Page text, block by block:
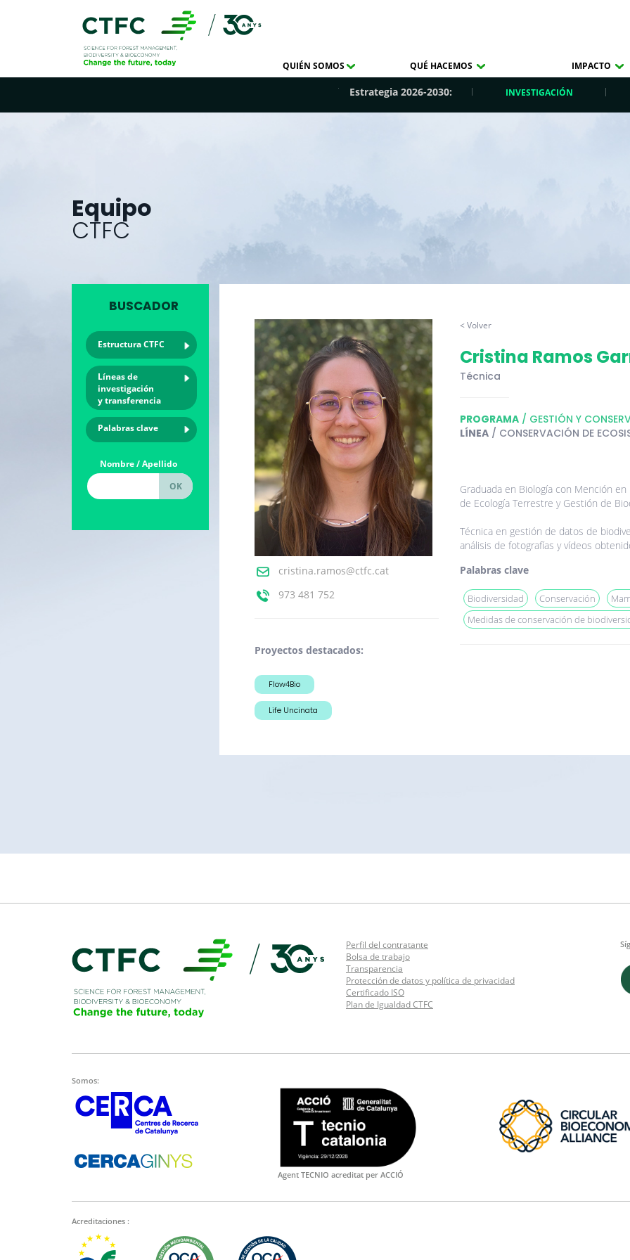
QUIÉN SOMOS QUÉ HACEMOS IMPACTO
Estrategia 2026-2030: INVESTIGACIÓN
Equipo
CTFC
BUSCADOR
Estructura CTFC
Líneas de
investigación
y transferencia
Palabras clave
Nombre / Apellido
cristina.ramos@ctfc.cat
973 481 752
Proyectos destacados:
Flow4Bio
Life Uncinata
< Volver
Cristina Ramos
Técnica
PROGRAMA/ GESTIÓN Y
LÍNEA/ CONSERVACIÓN DE
Graduada en Biología con Mención
de Ecología Terrestre y Gestión de
Técnica en gestión de datos de
análisis de fotografías y vídeos
Palabras clave
Biodiversidad Conservación
Medidas de conservación de
Perfil del contratante
Bolsa de trabajo
Transparencia
Protección de datos y política de privacidad
Certificado ISO
Plan de Igualdad CTFC
Somos:
Agent TECNIO acreditat per ACCIÓ
Acreditaciones :